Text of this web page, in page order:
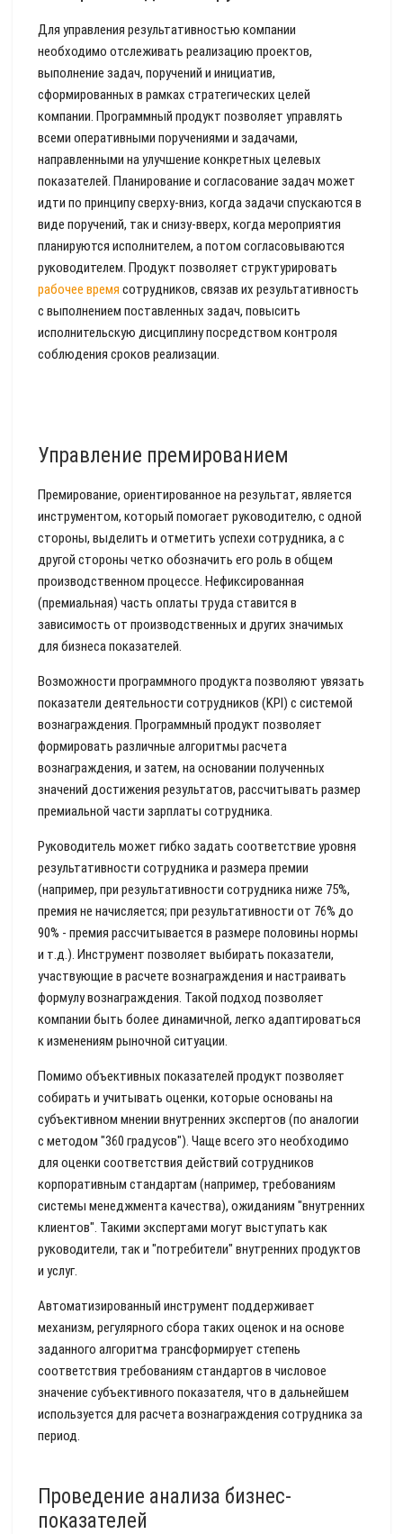
Для управления результативностью компании
необходимо отслеживать реализацию проектов,
выполнение задач, поручений и инициатив,
сформированных в рамках стратегических целей
компании. Программный продукт позволяет управлять
всеми оперативными поручениями и задачами,
направленными на улучшение конкретных целевых
показателей. Планирование и согласование задач может
идти по принципу сверху-вниз, когда задачи спускаются в
виде поручений, так и снизу-вверх, когда мероприятия
планируются исполнителем, а потом согласовываются
руководителем. Продукт позволяет структурировать
рабочее время сотрудников, связав их результативность
с выполнением поставленных задач, повысить
исполнительскую дисциплину посредством контроля
соблюдения сроков реализации.
Управление премированием
Премирование, ориентированное на результат, является
инструментом, который помогает руководителю, с одной
стороны, выделить и отметить успехи сотрудника, а с
другой стороны четко обозначить его роль в общем
производственном процессе. Нефиксированная
(премиальная) часть оплаты труда ставится в
зависимость от производственных и других значимых
для бизнеса показателей.
Возможности программного продукта позволяют увязать
показатели деятельности сотрудников (KPI) с системой
вознаграждения. Программный продукт позволяет
формировать различные алгоритмы расчета
вознаграждения, и затем, на основании полученных
значений достижения результатов, рассчитывать размер
премиальной части зарплаты сотрудника.
Руководитель может гибко задать соответствие уровня
результативности сотрудника и размера премии
(например, при результативности сотрудника ниже 75%,
премия не начисляется; при результативности от 76% до
90% - премия рассчитывается в размере половины нормы
и т.д.). Инструмент позволяет выбирать показатели,
участвующие в расчете вознаграждения и настраивать
формулу вознаграждения. Такой подход позволяет
компании быть более динамичной, легко адаптироваться
к изменениям рыночной ситуации.
Помимо объективных показателей продукт позволяет
собирать и учитывать оценки, которые основаны на
субъективном мнении внутренних экспертов (по аналогии
с методом "360 градусов"). Чаще всего это необходимо
для оценки соответствия действий сотрудников
корпоративным стандартам (например, требованиям
системы менеджмента качества), ожиданиям "внутренних
клиентов". Такими экспертами могут выступать как
руководители, так и "потребители" внутренних продуктов
и услуг.
Автоматизированный инструмент поддерживает
механизм, регулярного сбора таких оценок и на основе
заданного алгоритма трансформирует степень
соответствия требованиям стандартов в числовое
значение субъективного показателя, что в дальнейшем
используется для расчета вознаграждения сотрудника за
период.
Проведение анализа бизнес-
показателей